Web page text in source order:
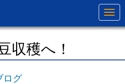
N
a
v
t
収穫へ！
ログ